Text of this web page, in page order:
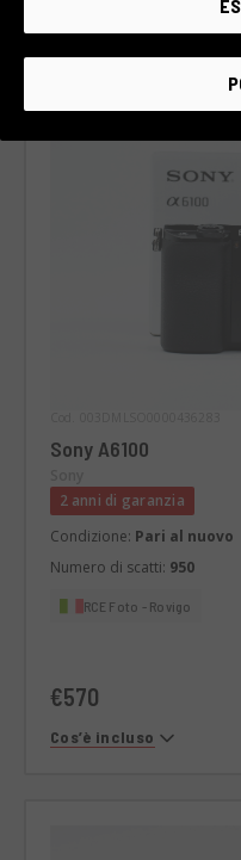
Sony A6100
2 anni di garanzia
Condizione: Pari al nuovo
Numero di scatti: 950
RCE Foto - Rovigo
€570
Cos’è incluso